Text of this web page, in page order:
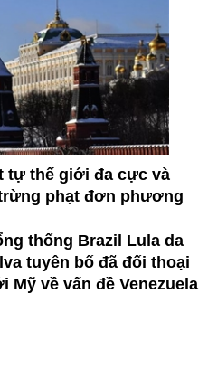
tự thế giới đa cực và
phạt đơn phương
thống Brazil Lula da
tuyên bố đã đối thoại
Mỹ về vấn đề Venezuela